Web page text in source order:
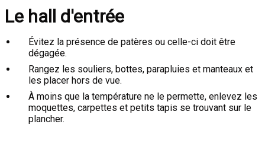
Le hall d'entrée
Évitez la présence de patères ou celle-ci doit être
dégagée.
Rangez les souliers, bottes, parapluies et manteaux et
les placer hors de vue.
À moins que la température ne le permette, enlevez les
moquettes, carpettes et petits tapis se trouvant sur le
plancher.